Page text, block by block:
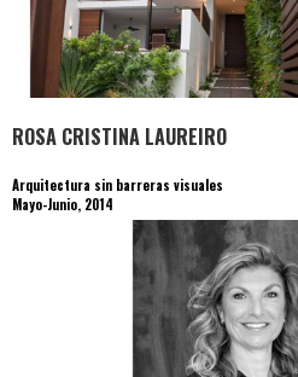
ROSA CRISTINA LAUREIRO
Arquitectura sin barreras visuales
Mayo-Junio, 2014